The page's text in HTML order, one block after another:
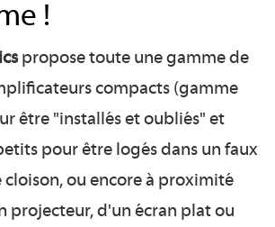
!
propose toute une gamme de
compacts (gamme
être "installés et oubliés" et
pour être logés dans un faux
ou encore à proximité
projecteur, d'un écran plat ou